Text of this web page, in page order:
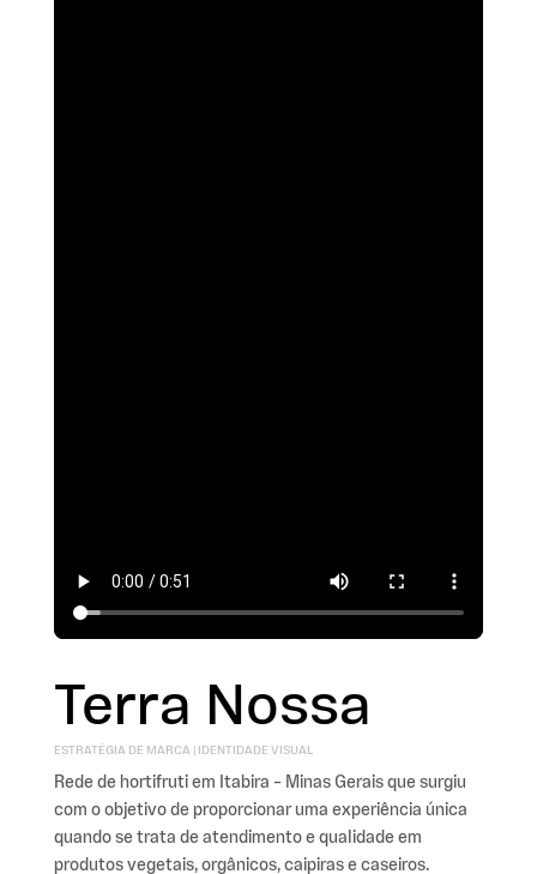
Terra Nossa
ESTRATÉGIA DE MARCA | IDENTIDADE VISUAL
Rede de hortifruti em Itabira – Minas Gerais que surgiu
com o objetivo de proporcionar uma experiência única
quando se trata de atendimento e qualidade em
produtos vegetais, orgânicos, caipiras e caseiros.